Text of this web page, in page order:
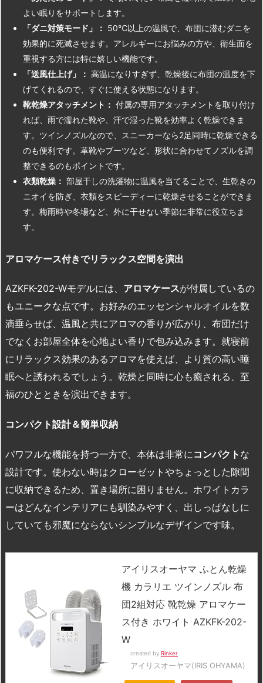
よい眠りをサポートします。
「ダニ対策モード」： 50℃以上の温風で、布団に潜むダニを
効果的に死滅させます。アレルギーにお悩みの方や、衛生面を
重視する方には特に嬉しい機能です。
「送風仕上げ」： 高温になりすぎず、乾燥後に布団の温度を下
げてくれるので、すぐに使える状態になります。
靴乾燥アタッチメント： 付属の専用アタッチメントを取り付け
れば、雨で濡れた靴や、汗で湿った靴を効率よく乾燥できま
す。ツインノズルなので、スニーカーなら2足同時に乾燥できる
のも便利です。革靴やブーツなど、形状に合わせてノズルを調
整できるのもポイントです。
衣類乾燥： 部屋干しの洗濯物に温風を当てることで、生乾きの
ニオイを防ぎ、衣類をスピーディーに乾燥させることができま
す。梅雨時や冬場など、外に干せない季節に非常に役立ちま
す。
アロマケース付きでリラックス空間を演出
AZKFK-202-Wモデルには、 アロマケースが付属しているの
もユニークな点です。お好みのエッセンシャルオイルを数
滴垂らせば、温風と共にアロマの香りが広がり、布団だけ
でなくお部屋全体を心地よい香りで包み込みます。就寝前
にリラックス効果のあるアロマを使えば、より質の高い睡
眠へと誘われるでしょう。乾燥と同時に心も癒される、至
福のひとときを演出できます。
コンパクト設計＆簡単収納
パワフルな機能を持つ一方で、本体は非常に コンパクト な
設計です。使わない時はクローゼットやちょっとした隙間
に収納できるため、置き場所に困りません。ホワイトカラ
ーはどんなインテリアにも馴染みやすく、出しっぱなしに
していても邪魔にならないシンプルなデザインです味。
アイリスオーヤマ ふとん乾燥
機 カラリエ ツインノズル 布
団2組対応 靴乾燥 アロマケー
ス付き ホワイト AZKFK-202-
W
created by Rinker
アイリスオーヤマ(IRIS OHYAMA)